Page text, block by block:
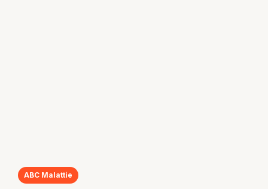
ABC Malattie